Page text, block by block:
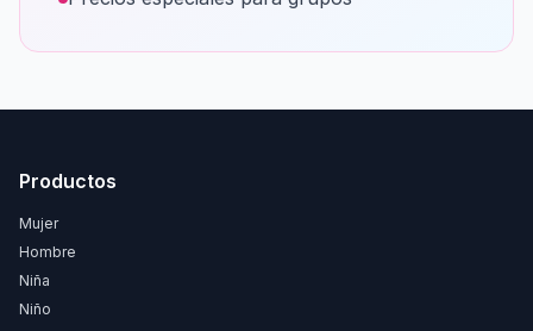
Productos
Mujer
Hombre
Niña
Niño